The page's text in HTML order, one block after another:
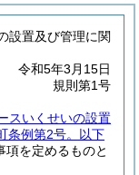
設置及び管理に関
令和5年3月15日
規則第1号
スいくせいの設置
条例第2号。以下
項を定めるものと